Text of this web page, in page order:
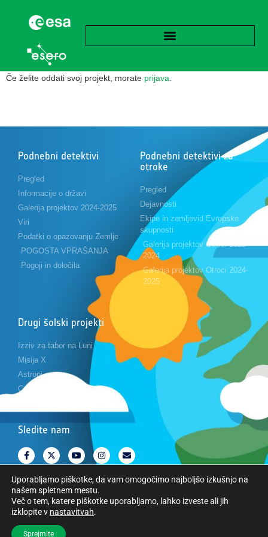
Če želite oddati svoj projekt, morate prijava
Podnebni detektivi
Pregled
Informacije o državi
Galerija projektov 2024-2025
Viri
Podatki o opazovanju Zemlje
POGOSTA VPRAŠANJA
Pogoji in določila
Podnebni detektivi za
otroke
Pregled
Dejavnosti
Ekipe in zemljevid Evropske
skupnosti
Galerija projektov Otroci 2023-
2024
Galerija projektov Otroci 2024-
2025
Drugi šolski projekti
Izziv za tabor na Luni
Misija X
Astropi
Cansat
Sledite nam
Avtorske pravice © Evropska vesoljska agencija. Vse pravice pridržane.
Uporabljamo piškotke, da vam omogočimo najboljšo izkušnjo na
našem spletnem mestu.
Več o tem, katere piškotke uporabljamo, lahko izveste ali jih
izklopite v nastavitvah.
Sprejmite